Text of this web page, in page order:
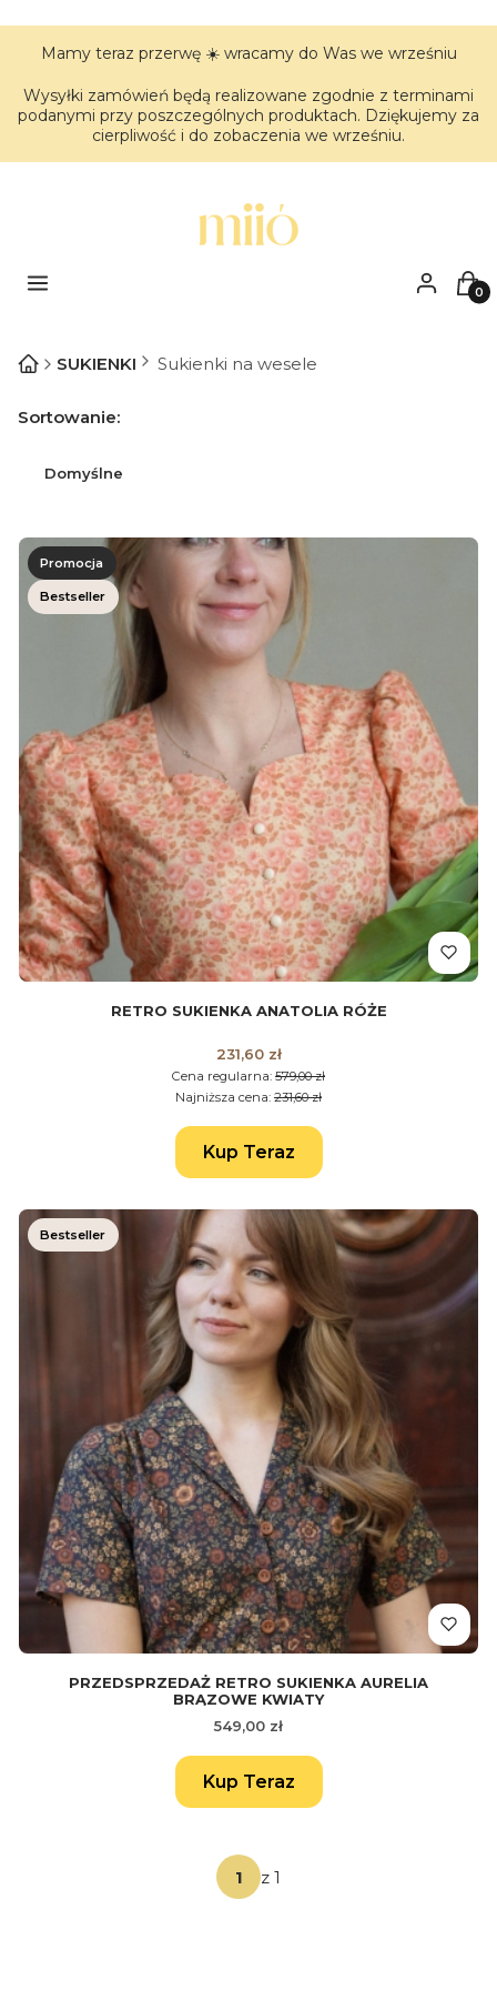
Mamy teraz przerwę ☀️ wracamy do Was we wrześniu
Wysyłki zamówień będą realizowane zgodnie z terminami
podanymi przy poszczególnych produktach. Dziękujemy za
cierpliwość i do zobaczenia we wrześniu.
Menu Zaloguj się
SUKIENKI Sukienki na wesele
Lista produktów
Sortowanie:
Domyślne
Promocja
Bestseller
RETRO SUKIENKA ANATOLIA RÓŻE
Cena promocyjna
231,60 zł
Cena regularna: 579,00 zł
Najniższa cena: 231,60 zł
Kup Teraz
Bestseller
PRZEDSPRZEDAŻ RETRO SUKIENKA AURELIA
BRĄZOWE KWIATY
Cena
549,00 zł
Kup Teraz
z 1